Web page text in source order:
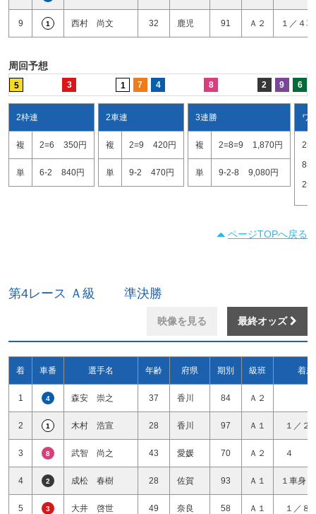
9 1 西村 尚文 32 鹿児 91 Ａ２ １／４
周回予想
5 3 1 7 4 8 2 9 6
2枠連
複 2=6 350円
単 6-2 840円
2車連
複 2=9 420円
単 9-2 470円
3連勝
複 2=8=9 1,870円
単 9-2-8 9,080円
ワ
ページTOPへ戻る
第4レース Ａ級 準決勝
映像を見る 最終オッズ
着 車番 選手名 年齢 府県 期別 級班 着差
1 4 森安 崇之 37 香川 84 Ａ２
2 1 木村 浩宣 28 香川 97 Ａ１ １／２
3 8 武智 尚之 43 愛媛 70 Ａ２ ４
4 2 成松 春樹 28 佐賀 93 Ａ１ １車身
5 3 大井 啓世 49 奈良 58 Ａ１ １／８